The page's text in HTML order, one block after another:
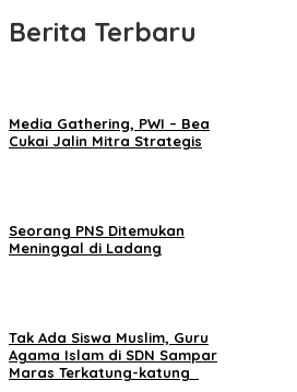
Berita Terbaru
Media Gathering, PWI – Bea
Cukai Jalin Mitra Strategis
Seorang PNS Ditemukan
Meninggal di Ladang
Tak Ada Siswa Muslim, Guru
Agama Islam di SDN Sampar
Maras Terkatung-katung ‎